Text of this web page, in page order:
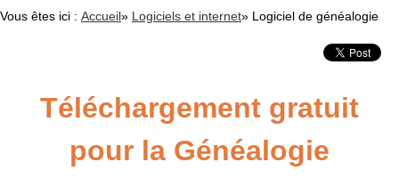
Méthodologie
Logiciels et internet
Adresses
Vous êtes ici : Accueil» Logiciels et internet» Logiciel de généalogie
Téléchargement gratuit
pour la Généalogie